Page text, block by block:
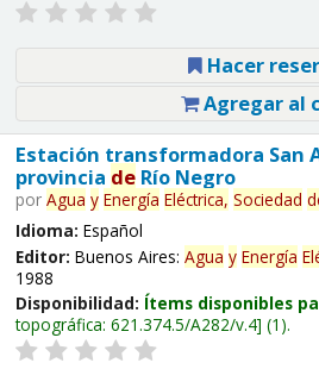
Hacer
Agregar al
Estación transformadora San
provincia deRío Negro
por Agua y Energía Eléctrica, Sociedad
Idioma: Español
Editor: Buenos Aires: Agua y Energía
1988
Disponibilidad: Ítems disponibles
topográfica: 621.374.5/A282/v.4 (1).